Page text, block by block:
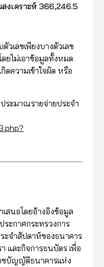
งเคราะห์ 366,246.5
เลขเพียงบางตัวเลข
ยไม่เอาข้อมูลทั้งหมด
ดความเข้าใจผิด หรือ
ระมาณรายจ่ายประจำ
สนอโดยอ้างอิงข้อมูล
ระกาศกระทรวงการ
ะจำสัปดาห์ของธนาคาร
และกิจการธนบัตร เพื่อ
ชบัญญัติธนาคารแห่ง